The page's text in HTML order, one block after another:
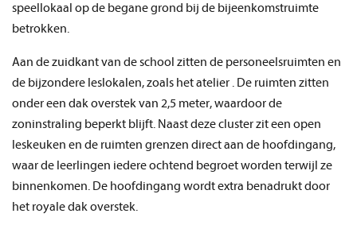
speellokaal op de begane grond bij de bijeenkomstruimte
betrokken.
Aan de zuidkant van de school zitten de personeelsruimten en
de bijzondere leslokalen, zoals het atelier . De ruimten zitten
onder een dak overstek van 2,5 meter, waardoor de
zoninstraling beperkt blijft. Naast deze cluster zit een open
leskeuken en de ruimten grenzen direct aan de hoofdingang,
waar de leerlingen iedere ochtend begroet worden terwijl ze
binnenkomen. De hoofdingang wordt extra benadrukt door
het royale dak overstek.